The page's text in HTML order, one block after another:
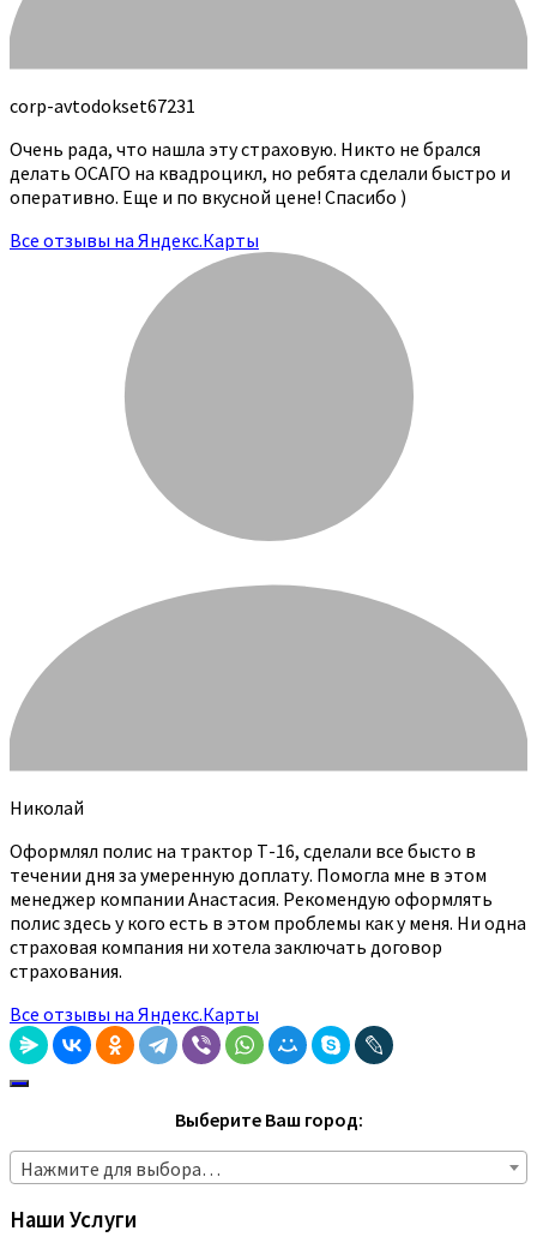
corp-avtodokset67231
Очень рада, что нашла эту страховую. Никто не брался
делать ОСАГО на квадроцикл, но ребята сделали быстро и
оперативно. Еще и по вкусной цене! Спасибо )
Все отзывы на Яндекс.Карты
Николай
Оформлял полис на трактор Т-16, сделали все бысто в
течении дня за умеренную доплату. Помогла мне в этом
менеджер компании Анастасия. Рекомендую оформлять
полис здесь у кого есть в этом проблемы как у меня. Ни одна
страховая компания ни хотела заключать договор
страхования.
Все отзывы на Яндекс.Карты
Выберите Ваш город:
Нажмите для выбора…
Наши Услуги